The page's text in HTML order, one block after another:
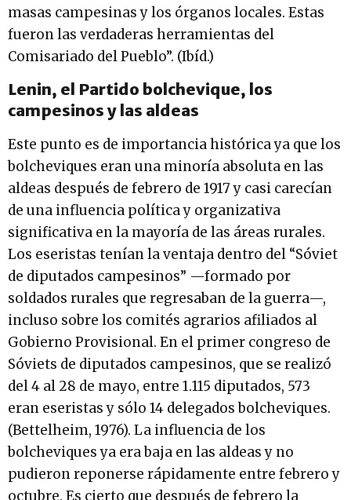
masas campesinas y los órganos locales. Estas
fueron las verdaderas herramientas del
Comisariado del Pueblo”. (Ibíd.)
Lenin, el Partido bolchevique, los
campesinos y las aldeas
Este punto es de importancia histórica ya que los
bolcheviques eran una minoría absoluta en las
aldeas después de febrero de 1917 y casi carecían
de una influencia política y organizativa
significativa en la mayoría de las áreas rurales.
Los eseristas tenían la ventaja dentro del “Sóviet
de diputados campesinos” —formado por
soldados rurales que regresaban de la guerra—,
incluso sobre los comités agrarios afiliados al
Gobierno Provisional. En el primer congreso de
Sóviets de diputados campesinos, que se realizó
del 4 al 28 de mayo, entre 1.115 diputados, 573
eran eseristas y sólo 14 delegados bolcheviques.
(Bettelheim, 1976). La influencia de los
bolcheviques ya era baja en las aldeas y no
pudieron reponerse rápidamente entre febrero y
octubre. Es cierto que después de febrero la